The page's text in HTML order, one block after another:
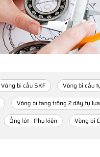
Vòng bi cầu SKF Vòng bi cầu
Vòng bi tang trống 2 dãy tự lựa
Ống lót - Phụ kiện Vòng bi